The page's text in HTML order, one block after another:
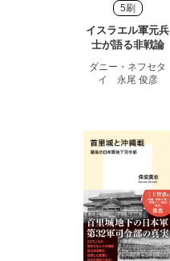
5刷
イスラエル軍元兵
士が語る非戦論
ダニー・ネフセタ
イ 永尾 俊彦